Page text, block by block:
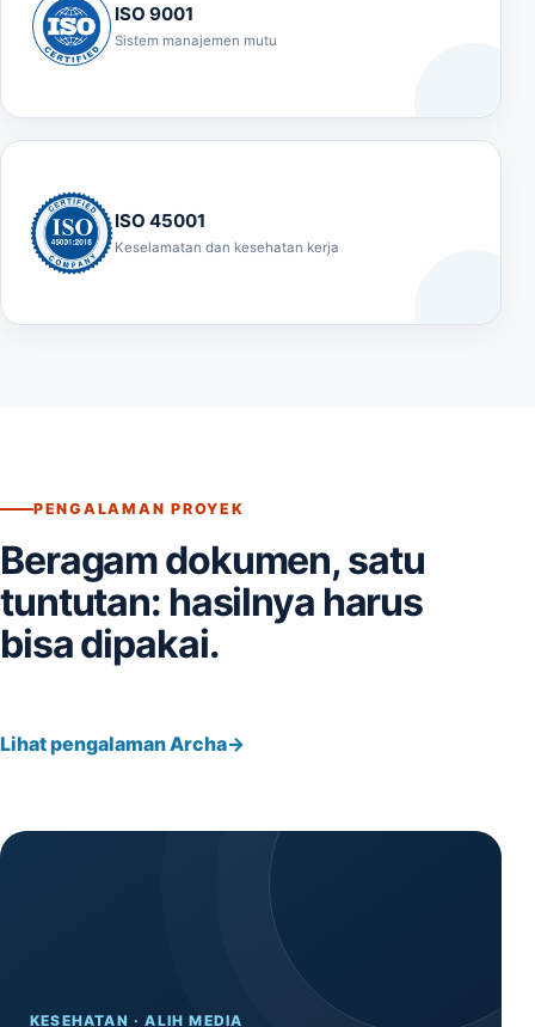
ISO 9001
Sistem manajemen mutu
ISO 45001
Keselamatan dan kesehatan kerja
PENGALAMAN PROYEK
Beragam dokumen, satu
tuntutan: hasilnya harus
bisa dipakai.
Lihat pengalaman Archa
KESEHATAN · ALIH MEDIA